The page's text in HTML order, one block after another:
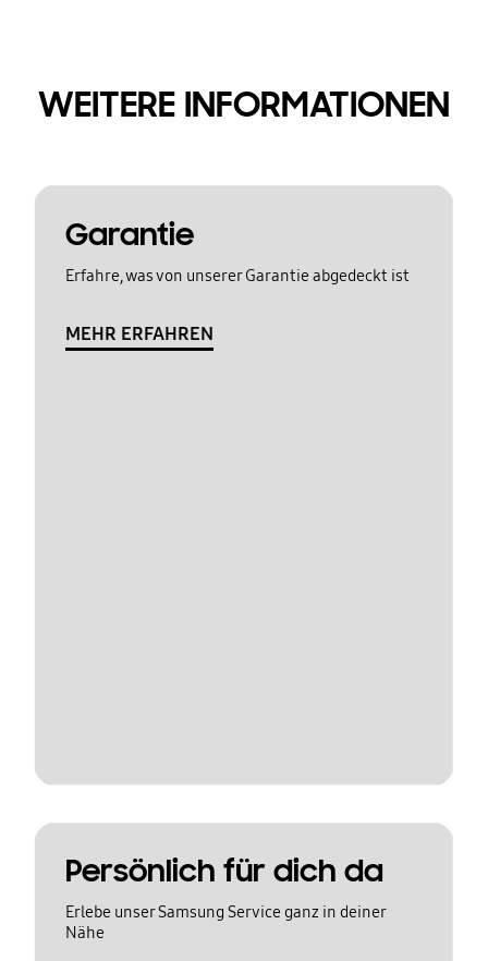
WEITERE INFORMATIONEN
Garantie
Erfahre, was von unserer Garantie abgedeckt ist
MEHR ERFAHREN
Persönlich für dich da
Erlebe unser Samsung Service ganz in deiner
Nähe